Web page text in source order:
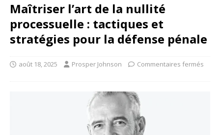
Maîtriser l’art de la nullité
processuelle : tactiques et
stratégies pour la défense pénale
août 18, 2025 Prosper Johnson Commentaires fermés